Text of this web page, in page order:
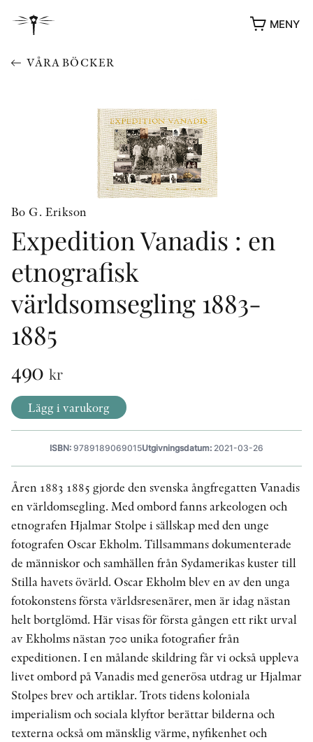
MENY
YUKIKO OCH PATRIK MÖTER
ÖVRIGA FORMAT
VÅRA BÖCKER
Bo G. Erikson
Expedition Vanadis : en
etnografisk
världsomsegling 1883-
1885
490 kr
Lägg i varukorg
ISBN: 9789189069015Utgivningsdatum: 2021-03-26
Åren 1883 1885 gjorde den svenska ångfregatten Vanadis
en världomsegling. Med ombord fanns arkeologen och
etnografen Hjalmar Stolpe i sällskap med den unge
fotografen Oscar Ekholm. Tillsammans dokumenterade
de människor och samhällen från Sydamerikas kuster till
Stilla havets övärld. Oscar Ekholm blev en av den unga
fotokonstens första världsresenärer, men är idag nästan
helt bortglömd. Här visas för första gången ett rikt urval
av Ekholms nästan 700 unika fotografier från
expeditionen. I en målande skildring får vi också uppleva
livet ombord på Vanadis med generösa utdrag ur Hjalmar
Stolpes brev och artiklar. Trots tidens koloniala
imperialism och sociala klyftor berättar bilderna och
texterna också om mänsklig värme, nyfikenhet och